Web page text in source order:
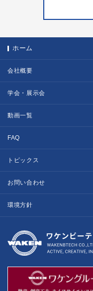
ホーム
会社概要
学会・展示会
動画一覧
FAQ
トピックス
お問い合わせ
環境方針